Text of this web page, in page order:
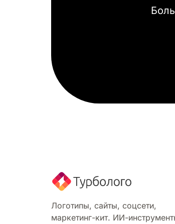
Логотипы, сайты, соцсети,
маркетинг-кит. ИИ-